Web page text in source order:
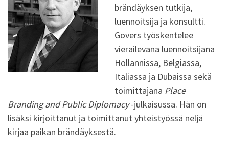
brändäyksen tutkija,
luennoitsija ja konsultti.
Govers työskentelee
vierailevana luennoitsijana
Hollannissa, Belgiassa,
Italiassa ja Dubaissa sekä
toimittajana Place
Branding and Public Diplomacy-julkaisussa. Hän on
lisäksi kirjoittanut ja toimittanut yhteistyössä neljä
kirjaa paikan brändäyksestä.